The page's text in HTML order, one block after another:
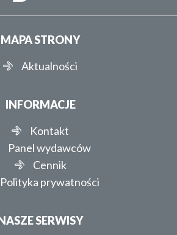
MAPA STRONY
Aktualności
INFORMACJE
Kontakt
Panel wydawców
Cennik
Polityka prywatności
SERWISY